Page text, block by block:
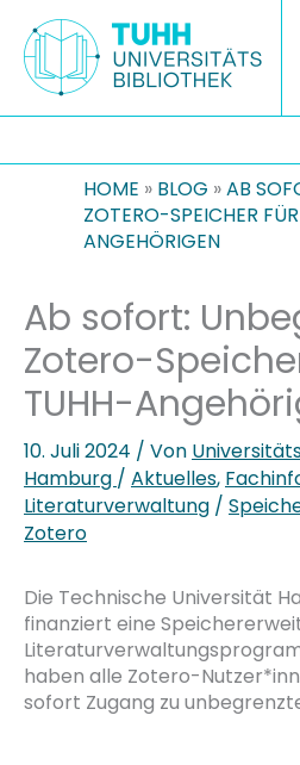
Inhalt
springen
HOME » BLOG »AB
ZOTERO-SPEICHER
ANGEHÖRIGEN
Ab sofort:
Zotero-
TUHH-
10. Juli 2024 / Von
Hamburg / Aktuelles,
Literaturverwaltung /
Zotero
Die Technische Universität
finanziert eine
haben alle Zotero-
sofort Zugang zu